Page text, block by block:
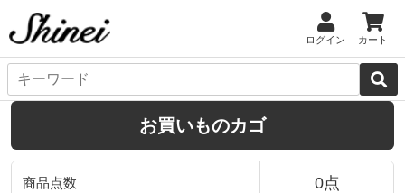
ログイン カート
お買いものカゴ
商品点数 0点